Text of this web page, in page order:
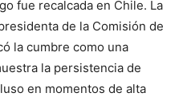
fue recalcada en Chile. La
de la Comisión de
la cumbre como una
la persistencia de
en momentos de alta